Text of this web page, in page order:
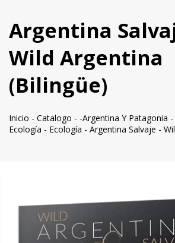
Argentina
Wild Argentina
(Bilingüe)
Inicio - Catalogo - -Argentina Y Patagonia -
Ecología - Ecología - Argentina Salvaje -